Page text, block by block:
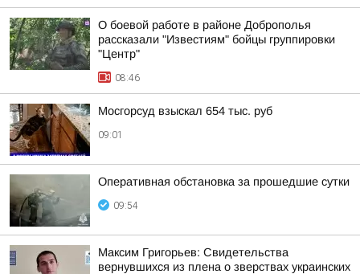
О боевой работе в районе Доброполья
рассказали "Известиям" бойцы группировки
"Центр"
08:46
Мосгорсуд взыскал 654 тыс. руб
09:01
Оперативная обстановка за прошедшие сутки
09:54
Максим Григорьев: Свидетельства
вернувшихся из плена о зверствах украинских